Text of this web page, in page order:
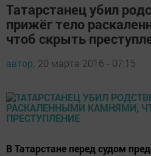
Татарстанец убил
прижёг тело
чтоб скрыть
автор, 20 марта 2016 - 07:15
В Татарстане перед судом